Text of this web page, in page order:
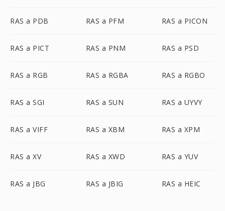
RAS a PDB RAS a PFM RAS a PICON
RAS a PICT RAS a PNM RAS a PSD
RAS a RGB RAS a RGBA RAS a RGBO
RAS a SGI RAS a SUN RAS a UYVY
RAS a VIFF RAS a XBM RAS a XPM
RAS a XV RAS a XWD RAS a YUV
RAS a JBG RAS a JBIG RAS a HEIC